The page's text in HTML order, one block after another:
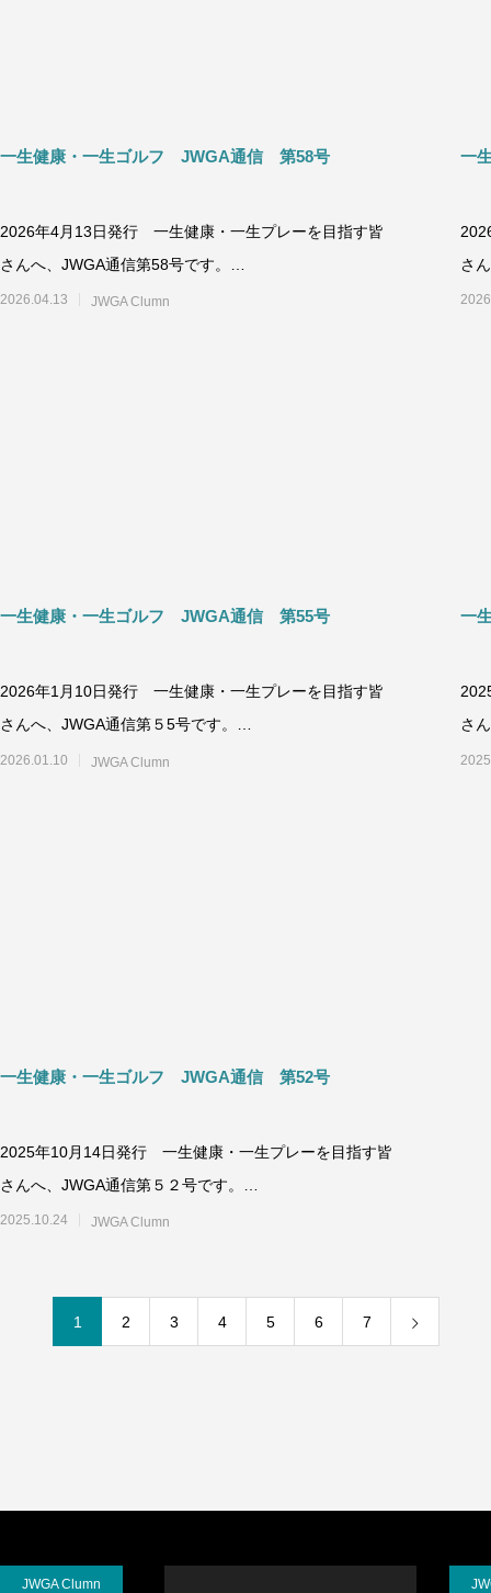
一生健康・一生ゴルフ JWGA通信 第58号
2026年4月13日発行 一生健康・一生プレーを目指す皆
さんへ、JWGA通信第58号です。
++++++++++++++++++++
2026.04.13 JWGA Clumn
一
さ
一生健康・一生ゴルフ JWGA通信 第55号
2026年1月10日発行 一生健康・一生プレーを目指す皆
さんへ、JWGA通信第５5号です。
++++++++++++++++++++
2026.01.10 JWGA Clumn
一
さ
一生健康・一生ゴルフ JWGA通信 第52号
2025年10月14日発行 一生健康・一生プレーを目指す皆
さんへ、JWGA通信第５２号です。
+++++++++++++++++++
2025.10.24 JWGA Clumn
1 2 3 4 5 6 7
JWGA Clumn